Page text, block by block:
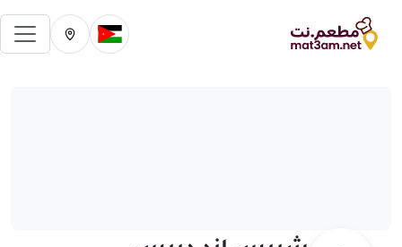
تغيير الدولة الحالية
تغيير المدينة